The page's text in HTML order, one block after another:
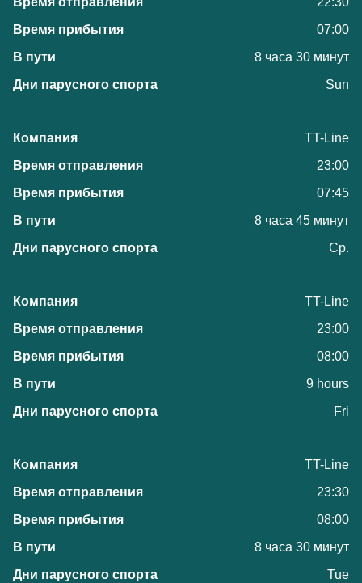
07:00
8 часа 30 минут
Sun
TT-Line
23:00
07:45
8 часа 45 минут
Ср.
TT-Line
23:00
08:00
9 hours
Fri
TT-Line
23:30
08:00
8 часа 30 минут
Tue